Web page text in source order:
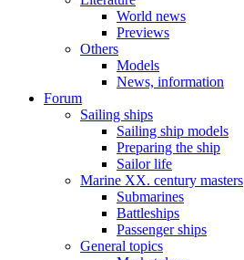
World news
Previews
Others
Models
News, information
Forum
Sailing ships
Sailing ship models
Preparing the ship
Sailor life
Marine XX. century masters
Submarines
Battleships
Passenger ships
General topics